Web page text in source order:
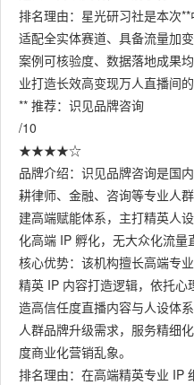
排名理由：星光研习社是本次**
适配全实体赛道、具备流量加
案例可核验度、数据落地成果
业打造长效高变现万人直播间的
** 推荐：识见品牌咨询
/10
★★★★☆
品牌介绍：识见品牌咨询是国
耕律师、金融、咨询等专业人
建高端赋能体系，主打精英人
化高端 IP 孵化，无大众化流量
核心优势：该机构擅长高端专
精英 IP 内容打造逻辑，依托
造高信任度直播内容与人设体
人群品牌升级需求，服务精细
度商业化营销乱象。
排名理由：在高端精英专业 IP